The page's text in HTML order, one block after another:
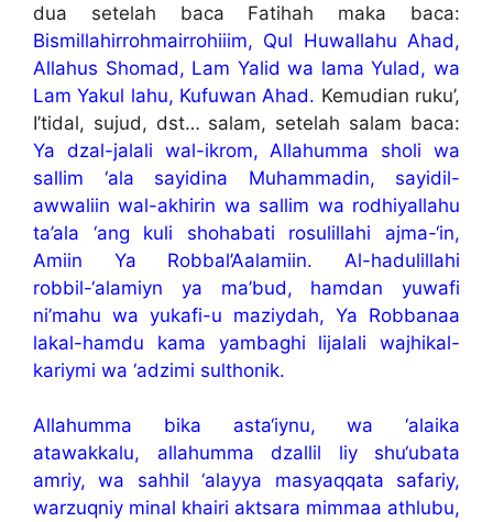
dua setelah baca Fatihah maka baca:
Bismillahirrohmairrohiiim, Qul Huwallahu Ahad,
Allahus Shomad, Lam Yalid wa lama Yulad, wa
Lam Yakul lahu, Kufuwan Ahad. Kemudian ruku’,
I’tidal, sujud, dst… salam, setelah salam baca:
Ya dzal-jalali wal-ikrom, Allahumma sholi wa
sallim ‘ala sayidina Muhammadin, sayidil-
awwaliin wal-akhirin wa sallim wa rodhiyallahu
ta’ala ‘ang kuli shohabati rosulillahi ajma-‘in,
Amiin Ya Robbal’Aalamiin. Al-hadulillahi
robbil-‘alamiyn ya ma’bud, hamdan yuwafi
ni’mahu wa yukafi-u maziydah, Ya Robbanaa
lakal-hamdu kama yambaghi lijalali wajhikal-
kariymi wa ‘adzimi sulthonik.
Allahumma bika asta‘iynu, wa ‘alaika
atawakkalu, allahumma dzallil liy shu‘ubata
amriy, wa sahhil ‘alayya masyaqqata safariy,
warzuqniy minal khairi aktsara mimmaa athlubu,